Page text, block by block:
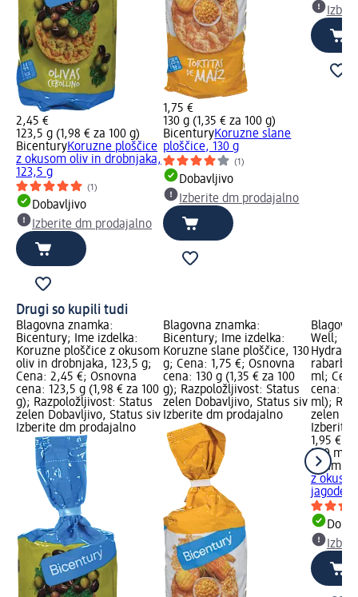
2,45 €
123,5 g (1,98 € za 100 g)
BicenturyKoruzne ploščice
z okusom oliv in drobnjaka,
123,5 g
(1)
Dobavljivo
Izberite dm prodajalno
1,75 €
130 g (1,35 € za 100 g)
BicenturyKoruzne slane
ploščice, 130 g
(1)
Dobavljivo
Izberite dm prodajalno
Drugi so kupili tudi
Blagovna znamka:
Bicentury; Ime izdelka:
Koruzne ploščice z okusom
oliv in drobnjaka, 123,5 g;
Cena: 2,45 €; Osnovna
cena: 123,5 g (1,98 € za 100
g); Razpoložljivost: Status
zelen Dobavljivo, Status siv
Izberite dm prodajalno
Blagovna znamka:
Bicentury; Ime izdelka:
Koruzne slane ploščice, 130
g; Cena: 1,75 €; Osnovna
cena: 130 g (1,35 € za 100
g); Razpoložljivost: Status
zelen Dobavljivo, Status siv
Izberite dm prodajalno
Well;
Hydrate
ml;
cena:
ml);
zelen
Izberite
1,95 €
500 ml
Vitamin
z
jagode,